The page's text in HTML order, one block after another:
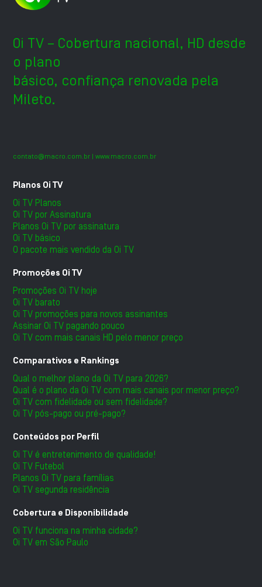
Oi TV – Cobertura nacional, HD desde
o plano
básico, confiança renovada pela
Mileto.
contato@macro.com.br | www.macro.com.br
Planos Oi TV
Oi TV Planos
Oi TV por Assinatura
Planos Oi TV por assinatura
Oi TV básico
O pacote mais vendido da Oi TV
Promoções Oi TV
Promoções Oi TV hoje
Oi TV barato
Oi TV promoções para novos assinantes
Assinar Oi TV pagando pouco
Oi TV com mais canais HD pelo menor preço
Comparativos e Rankings
Qual o melhor plano da Oi TV para 2026?
Qual é o plano da Oi TV com mais canais por menor preço?
Oi TV com fidelidade ou sem fidelidade?
Oi TV pós-pago ou pré-pago?
Conteúdos por Perfil
Oi TV é entretenimento de qualidade!
Oi TV Futebol
Planos Oi TV para famílias
Oi TV segunda residência
Cobertura e Disponibilidade
Oi TV funciona na minha cidade?
Oi TV em São Paulo